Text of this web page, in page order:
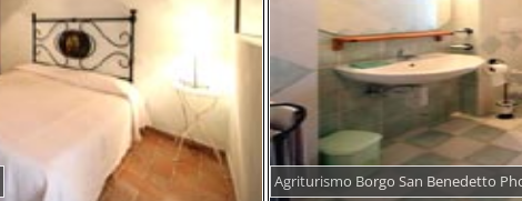
Agriturismo Borgo San Benedetto